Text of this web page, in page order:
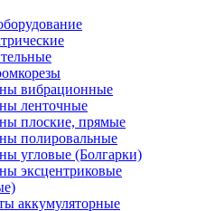
вибрационные
ленточные
плоские, прямые
полировальные
угловые (Болгарки)
эксцентриковые
аккумуляторные